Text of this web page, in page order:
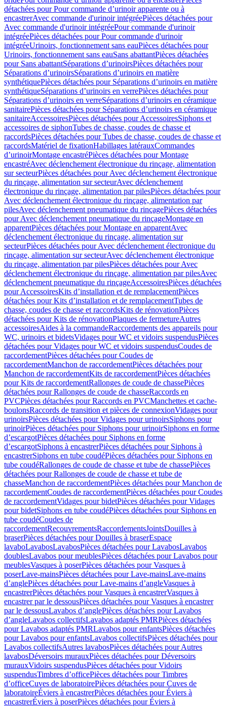
détachées pour Pour commande d’urinoir apparente ou à
encastrerAvec commande d'urinoir intégréePièces détachées pour
Avec commande d'urinoir intégréePour commande d'urinoir
intégréePièces détachées pour Pour commande d'urinoir
intégréeUrinoirs, fonctionnement sans eauPièces détachées pour
Urinoirs, fonctionnement sans eauSans abattantPièces détachées
pour Sans abattantSéparations d’urinoirsPièces détachées pour
Séparations d’urinoirsSéparations d’urinoirs en matière
synthétiquePièces détachées pour Séparations d’urinoirs en matière
synthétiqueSéparations d’urinoirs en verrePièces détachées pour
Séparations d’urinoirs en verreSéparations d’urinoirs en céramique
sanitairePièces détachées pour Séparations d’urinoirs en céramique
sanitaireAccessoiresPièces détachées pour AccessoiresSiphons et
accessoires de siphonTubes de chasse, coudes de chasse et
raccordsPièces détachées pour Tubes de chasse, coudes de chasse et
raccordsMatériel de fixationHabillages latérauxCommandes
dʼurinoirMontage encastréPièces détachées pour Montage
encastréAvec déclenchement électronique du rinçage, alimentation
sur secteurPièces détachées pour Avec déclenchement électronique
du rinçage, alimentation sur secteurAvec déclenchement
électronique du rinçage, alimentation par pilesPièces détachées pour
Avec déclenchement électronique du rinçage, alimentation par
pilesAvec déclenchement pneumatique du rinçagePièces détachées
pour Avec déclenchement pneumatique du rinçageMontage en
apparentPièces détachées pour Montage en apparentAvec
déclenchement électronique du rinçage, alimentation sur
secteurPièces détachées pour Avec déclenchement électronique du
rinçage, alimentation sur secteurAvec déclenchement électronique
du rinçage, alimentation par pilesPièces détachées pour Avec
déclenchement électronique du rinçage, alimentation par pilesAvec
déclenchement pneumatique du rinçageAccessoiresPièces détachées
pour AccessoiresKits d’installation et de remplacementPièces
détachées pour Kits d’installation et de remplacementTubes de
chasse, coudes de chasse et raccordsKits de rénovationPièces
détachées pour Kits de rénovationPlaques de fermetureAutres
accessoiresAides à la commandeRaccordements des appareils pour
WC, urinoirs et bidetsVidages pour WC et vidoirs suspendusPièces
détachées pour Vidages pour WC et vidoirs suspendusCoudes de
raccordementPièces détachées pour Coudes de
raccordementManchon de raccordementPièces détachées pour
Manchon de raccordementKits de raccordementPièces détachées
pour Kits de raccordementRallonges de coude de chassePièces
détachées pour Rallonges de coude de chasseRaccords en
PVCPièces détachées pour Raccords en PVCManchettes et cache-
boulonsRaccords de transition et pièces de connexionVidages pour
urinoirsPièces détachées pour Vidages pour urinoirsSiphons pour
urinoirPièces détachées pour Siphons pour urinoirSiphons en forme
d’escargotPièces détachées pour Siphons en forme
d’escargotSiphons à encastrerPièces détachées pour Siphons à
encastrerSiphons en tube coudéPièces détachées pour Siphons en
tube coudéRallonges de coude de chasse et tube de chassePièces
détachées pour Rallonges de coude de chasse et tube de
chasseManchon de raccordementPièces détachées pour Manchon de
raccordementCoudes de raccordementPièces détachées pour Coudes
de raccordementVidages pour bidetPièces détachées pour Vidages
pour bidetSiphons en tube coudéPièces détachées pour Siphons en
tube coudéCoudes de
raccordementRecouvrementsRaccordementsJointsDouilles à
braserPièces détachées pour Douilles à braserEspace
lavaboLavabosLavabosPièces détachées pour LavabosLavabos
doublesLavabos pour meublesPièces détachées pour Lavabos pour
meublesVasques à poserPièces détachées pour Vasques à
poserLave-mainsPièces détachées pour Lave-mainsLave-mains
d’anglePièces détachées pour Lave-mains d’angleVasques à
encastrerPièces détachées pour Vasques à encastrerVasques à
encastrer par le dessousPièces détachées pour Vasques à encastrer
par le dessousLavabos d’anglePièces détachées pour Lavabos
d’angleLavabos collectifsLavabos adaptés PMRPièces détachées
pour Lavabos adaptés PMRLavabos pour enfantsPièces détachées
pour Lavabos pour enfantsLavabos collectifsPièces détachées pour
Lavabos collectifsAutres lavabosPièces détachées pour Autres
lavabosDéversoirs murauxPièces détachées pour Déversoirs
murauxVidoirs suspendusPièces détachées pour Vidoirs
suspendusTimbres dʼofficePièces détachées pour Timbres
dʼofficeCuves de laboratoirePièces détachées pour Cuves de
laboratoireÉviers à encastrerPièces détachées pour Éviers à
encastrerÉviers à poserPièces détachées pour Éviers à